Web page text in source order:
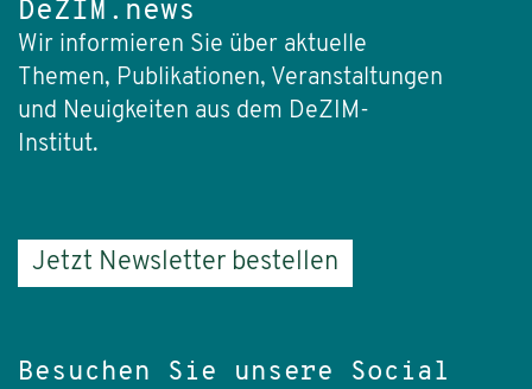
DeZIM.news
Wir informieren Sie über aktuelle
Themen, Publikationen, Veranstaltungen
und Neuigkeiten aus dem DeZIM-
Institut.
Jetzt Newsletter bestellen
Besuchen Sie unsere Social